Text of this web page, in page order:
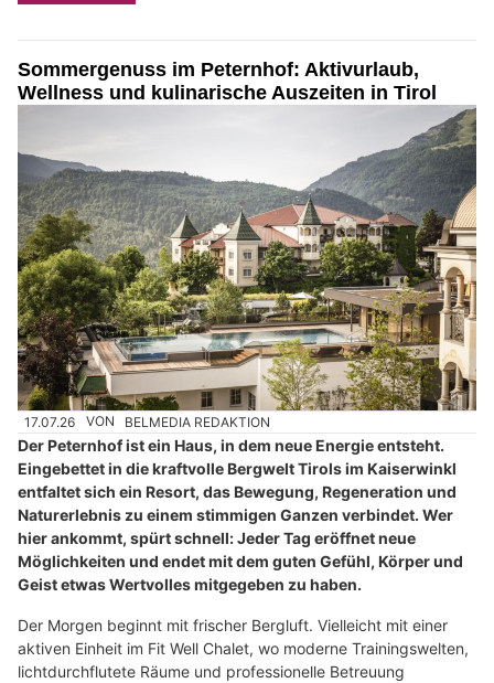
Sommergenuss im Peternhof: Aktivurlaub,
Wellness und kulinarische Auszeiten in Tirol
17.07.26 VON BELMEDIA REDAKTION
Der Peternhof ist ein Haus, in dem neue Energie entsteht.
Eingebettet in die kraftvolle Bergwelt Tirols im Kaiserwinkl
entfaltet sich ein Resort, das Bewegung, Regeneration und
Naturerlebnis zu einem stimmigen Ganzen verbindet. Wer
hier ankommt, spürt schnell: Jeder Tag eröffnet neue
Möglichkeiten und endet mit dem guten Gefühl, Körper und
Geist etwas Wertvolles mitgegeben zu haben.
Der Morgen beginnt mit frischer Bergluft. Vielleicht mit einer
aktiven Einheit im Fit Well Chalet, wo moderne Trainingswelten,
lichtdurchflutete Räume und professionelle Betreuung